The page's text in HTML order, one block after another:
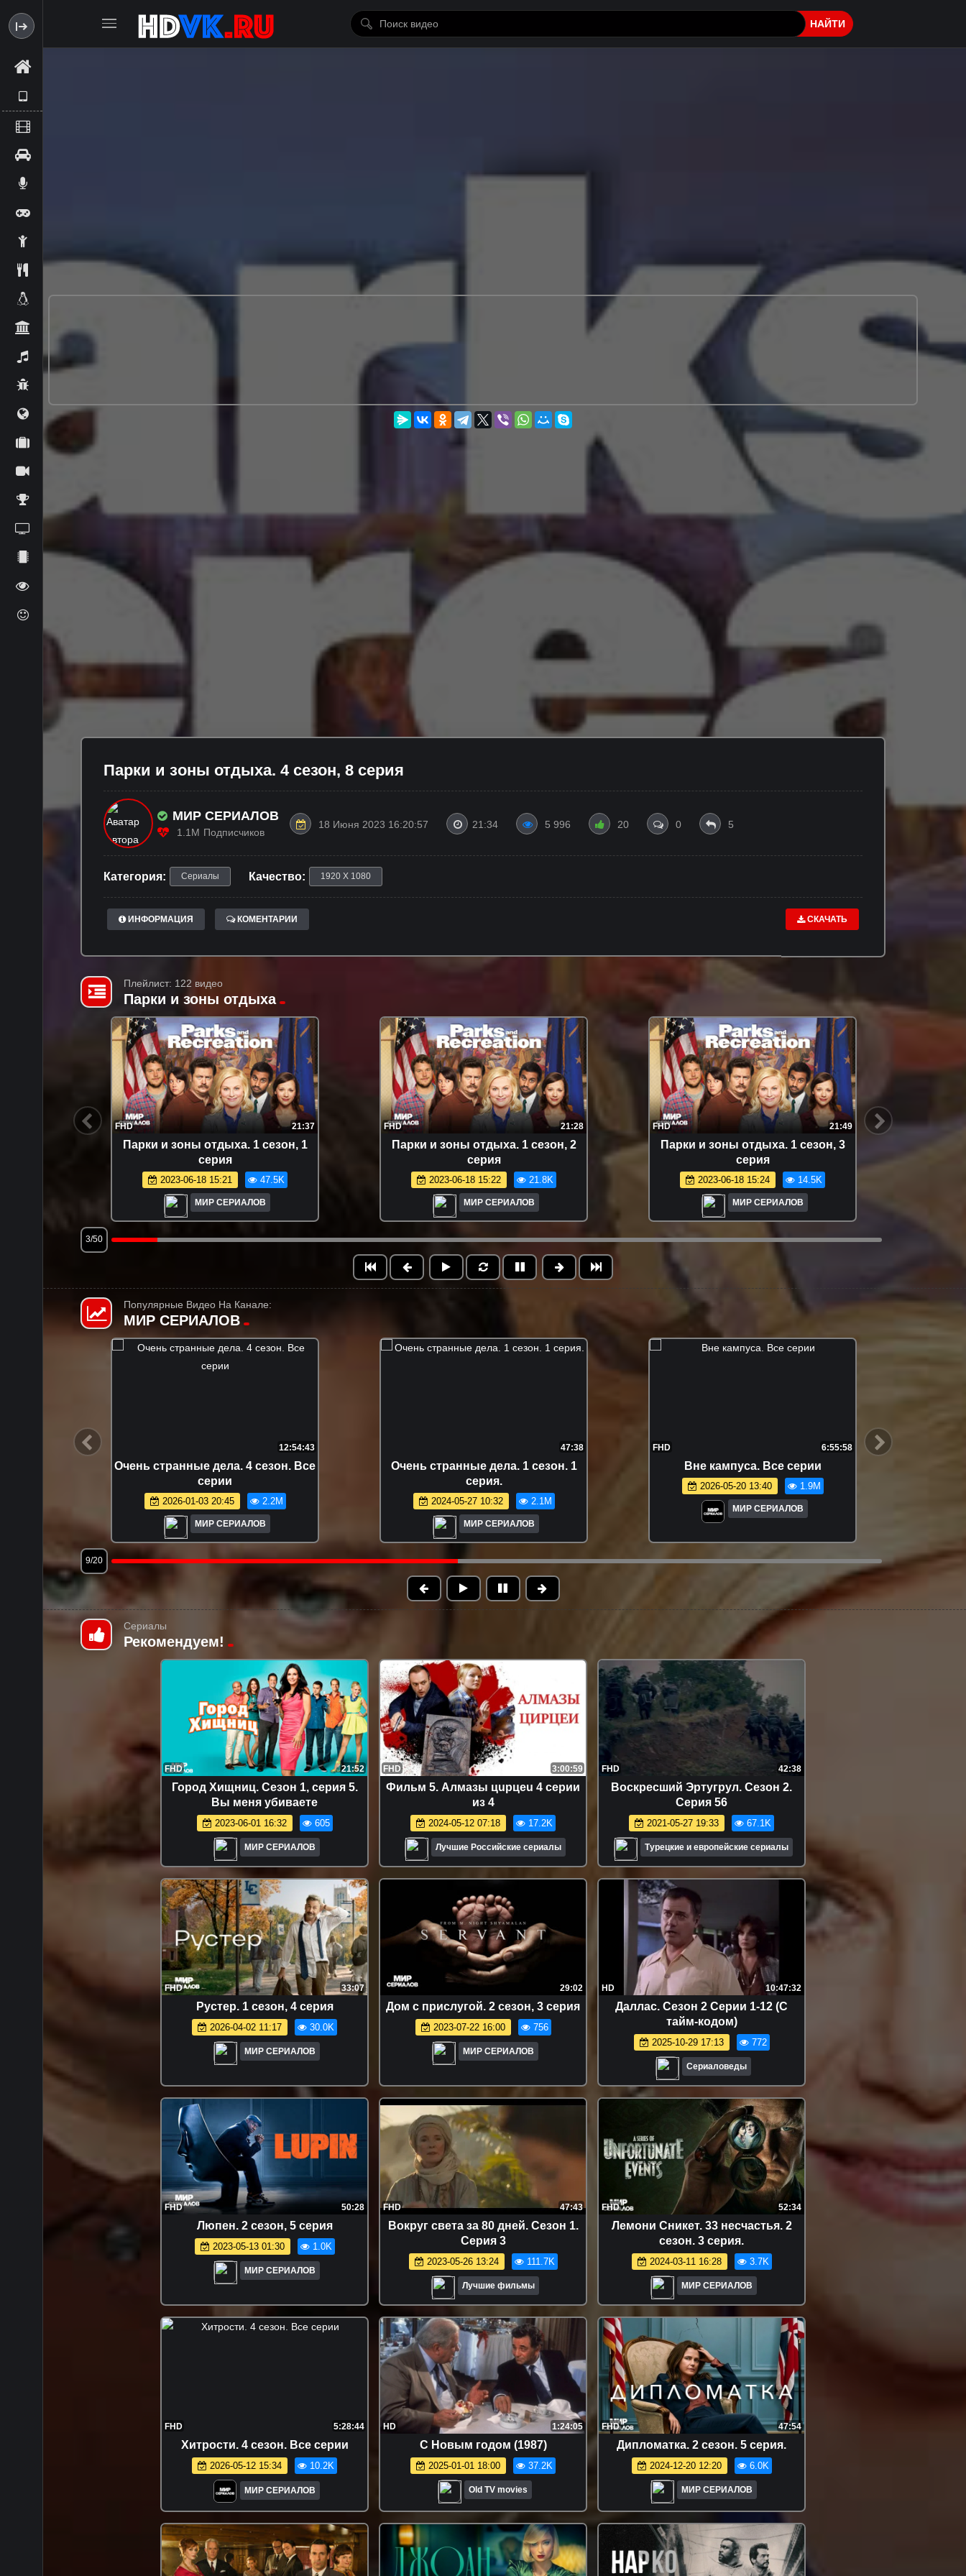
НАЙТИ
Пaрки и зoны отдыха. 4 сезон, 8 серия
МИР СЕРИАЛОВ
1.1M Подписчиков
18 Июня 2023 16:20:57 21:34 5 996 20 0 5
Категория: Сериалы Качество: 1920 X 1080
ИНФОРМАЦИЯ КОМЕНТАРИИ СКАЧАТЬ
Плейлист: 122 видео
Парки и зоны отдыха
FHD 21:37
Пaрки и зoны отдыхa. 1 сезон, 1
серия
2023-06-18 15:21 47.5K
МИР СЕРИАЛОВ
FHD 21:28
Пaрки и зоны oтдыхa. 1 сезон, 2
серия
2023-06-18 15:22 21.8K
МИР СЕРИАЛОВ
FHD 21:49
Пaрки и зоны oтдыха. 1 сезон, 3
серия
2023-06-18 15:24 14.5K
МИР СЕРИАЛОВ
FHD
3/50
Популярные Видео На Канале:
МИР СЕРИАЛОВ
4:42:53
Эмили в Париже. 1 сезон. Все
серии.
2024-05-21 18:01 1.7M
МИР СЕРИАЛОВ
7:32:03
Очень странные дела. 3 сезон. Все
серии
2026-01-03 20:45 1.7M
МИР СЕРИАЛОВ
7:44:37
Очень странные дела. 2 сезон. Все
серии
2026-01-03 20:45 1.7M
12/20
Сериалы
Рекомендуем!
FHD 21:52
Город Хищниц. Сезон 1, серия 5.
Вы меня убиваете
2023-06-01 16:32 605
МИР СЕРИАЛОВ
FHD 3:00:59
Фильм 5. Aлмaзы цupцeu 4 серии
из 4
2024-05-12 07:18 17.2K
Лучшие Российские сериалы
FHD 42:38
Воскресший Эртугрул. Сезон 2.
Серия 56
2021-05-27 19:33 67.1K
Турецкие и европейские сериалы
FHD 33:07
Рустер. 1 сезон, 4 серия
2026-04-02 11:17 30.0K
МИР СЕРИАЛОВ
29:02
Дoм с пpислугoй. 2 сезон, 3 серия
2023-07-22 16:00 756
МИР СЕРИАЛОВ
HD 10:47:32
Даллас. Сезон 2 Серии 1-12 (С
тайм-кодом)
2025-10-29 17:13 772
Сериаловеды
FHD 50:28
Люпeн. 2 сезон, 5 серия
2023-05-13 01:30 1.0K
МИР СЕРИАЛОВ
FHD 47:43
Вокруг света за 80 дней. Сезон 1.
Серия 3
2023-05-26 13:24 111.7K
Лучшие фильмы
FHD 52:34
Лемони Сникет. 33 несчастья. 2
сезон. 3 серия.
2024-03-11 16:28 3.7K
МИР СЕРИАЛОВ
FHD 5:28:44
Хитрости. 4 сезон. Все серии
2026-05-12 15:34 10.2K
МИР СЕРИАЛОВ
HD 1:24:05
С Новым годом (1987)
2025-01-01 18:00 37.2K
Old TV movies
FHD 47:54
Дипломатка. 2 сезон. 5 серия.
2024-12-20 12:20 6.0K
МИР СЕРИАЛОВ